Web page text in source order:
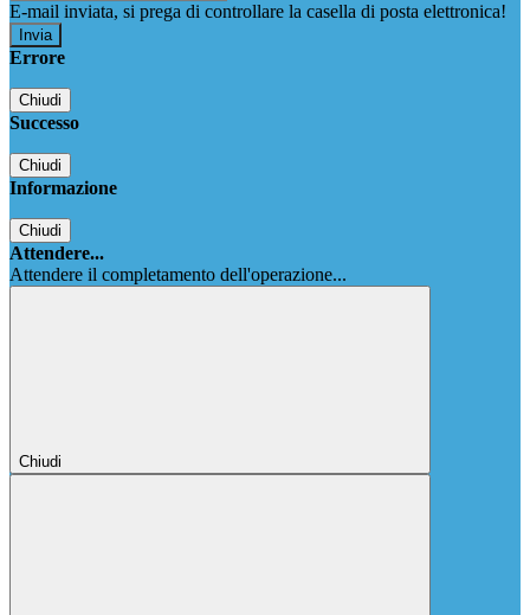
E-mail inviata, si prega di controllare la casella di posta elettronica!
Errore
Chiudi
Successo
Chiudi
Informazione
Chiudi
Attendere...
Attendere il completamento dell'operazione...
Chiudi